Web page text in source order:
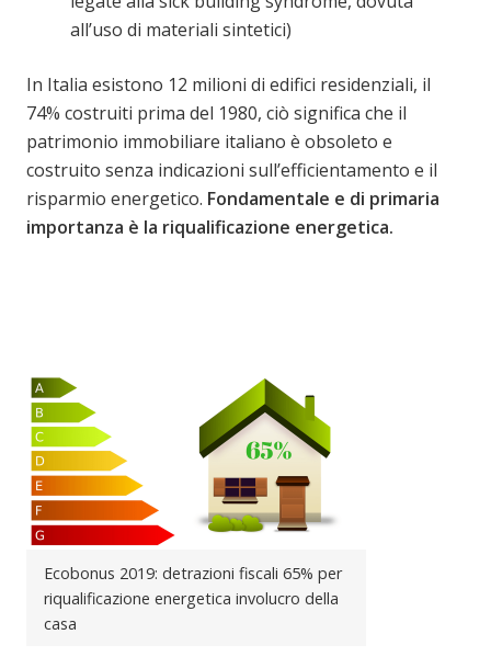
all’uso di materiali sintetici)
In Italia esistono 12 milioni di edifici residenziali, il
74% costruiti prima del 1980, ciò significa che il
patrimonio immobiliare italiano è obsoleto e
costruito senza indicazioni sull’efficientamento e il
risparmio energetico. Fondamentale e di primaria
importanza è la riqualificazione energetica.
Ecobonus 2019: detrazioni fiscali 65% per
riqualificazione energetica involucro della
casa